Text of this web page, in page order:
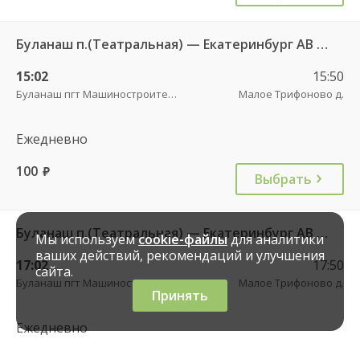
Буланаш п.(Театральная) — Екатеринбург АВ Северный 523
15:02
Буланаш пгт Машиностроителей
15:50
Малое Трифоново д.
Ежедневно
100 руб. Выбрать
Буланаш п.(Театральная) — Екатеринбург АВ Северный 523
17:02
Буланаш пгт Машиностроителей
17:50
Малое Трифоново д.
Ежедневно
Мы используемcookie-файлыдля аналитики
ваших действий, рекомендаций и улучшения
сайта.
Принять